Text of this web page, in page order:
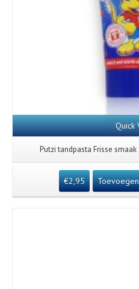
Quick
Putzi tandpasta Frisse
€2,95